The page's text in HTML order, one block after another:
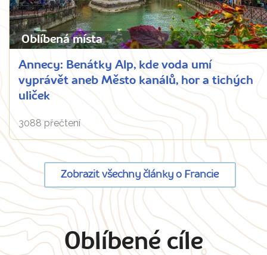
Oblíbená místa
Annecy: Benátky Alp, kde voda umí
vyprávět aneb Město kanálů, hor a tichých
uliček
3088 přečtení
Zobrazit všechny články o Francie
Oblíbené cíle